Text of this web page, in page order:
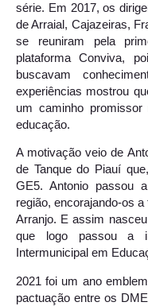
série. Em 2017, os
de Arraial, Cajazeiras,
se reuniram pela
plataforma Conviva,
buscavam
experiências mostrou
um caminho
educação.
A motivação veio de
de Tanque do Piauí
GE5. Antonio passou
região, encorajando-os
Arranjo. E assim
que logo passou a
Intermunicipal em
2021 foi um ano
pactuação entre os